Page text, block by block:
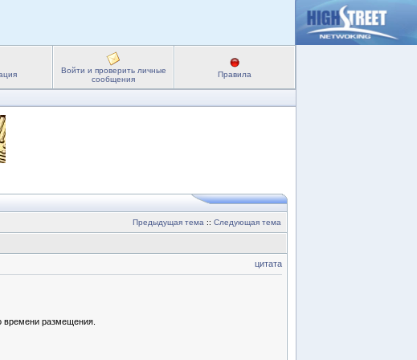
Войти и проверить личные
сообщения
Правила
Предыдущая тема :: Следующая тема
цитата
времени размещения.